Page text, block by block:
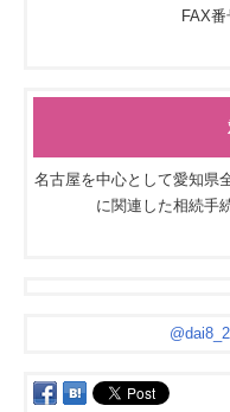
FAX
名古屋を中心として愛知県
に関連した相続手